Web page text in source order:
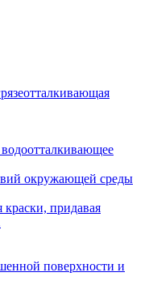
окружающей среды
придавая
поверхности и